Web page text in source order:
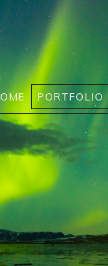
PORTFOLIO